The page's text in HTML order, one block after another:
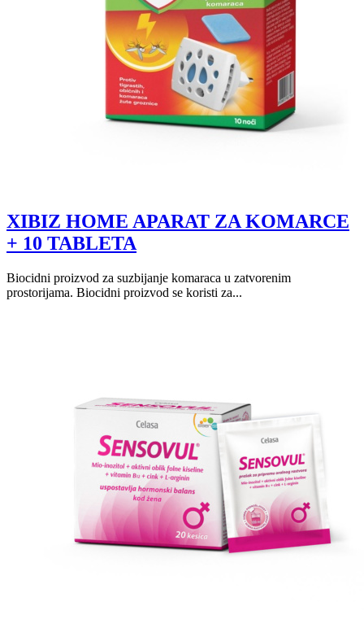
XIBIZ HOME APARAT ZA KOMARCE
+ 10 TABLETA
Biocidni proizvod za suzbijanje komaraca u zatvorenim
prostorijama. Biocidni proizvod se koristi za...